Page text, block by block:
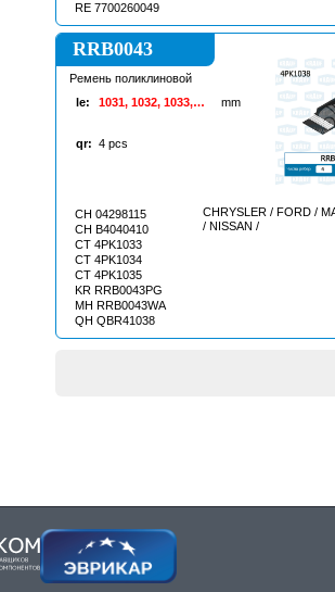
RE 7700260049
RRB0043
Ремень поликлиновой
le:
1031, 1032, 1033,
1040
mm
qr: 4 pcs
CH 04298115
CH B4040410
CT 4PK1033
CT 4PK1034
CT 4PK1035
KR RRB0043PG
MH RRB0043WA
QH QBR41038
CHRYSLER / FORD /
/ NISSAN /